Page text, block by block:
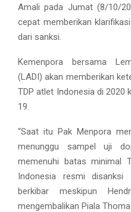
Amali pada Jumat (8/10/
cepat memberikan
dari sanksi.
Kemenpora bersama
(LADI) akan memberikan
TDP atlet Indonesia di 2020
19.
“Saat itu Pak Menpora
menunggu sampel uji
memenuhi batas minimal
Indonesia resmi disanksi
berkibar meskipun
mengembalikan Piala